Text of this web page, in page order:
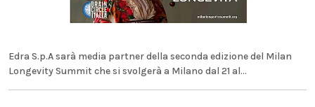
Edra S.p.A sarà media partner della seconda edizione del Milan
Longevity Summit che si svolgerà a Milano dal 21 al...